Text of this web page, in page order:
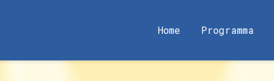
Home Programma